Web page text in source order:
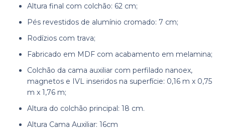
Altura final com colchão: 62 cm;
Pés revestidos de alumínio cromado: 7 cm;
Rodízios com trava;
Fabricado em MDF com acabamento em melamina;
Colchão da cama auxiliar com perfilado nanoex,
magnetos e IVL inseridos na superfície: 0,16 m x 0,75
m x 1,76 m;
Altura do colchão principal: 18 cm.
Altura Cama Auxiliar: 16cm